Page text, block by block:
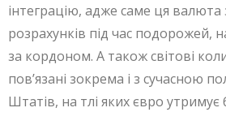
інтеграцію, адже саме ця валюта
розрахунків під час подорожей,
за кордоном. А також світові
повʼязані зокрема і з сучасною
Штатів, на тлі яких євро утримує